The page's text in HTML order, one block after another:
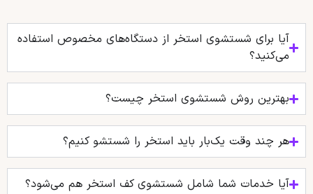
آیا برای شستشوی استخر از دستگاه‌های مخصوص استفاده
می‌کنید؟
بهترین روش شستشوی استخر چیست؟
هر چند وقت یک‌بار باید استخر را شستشو کنیم؟
آیا خدمات شما شامل شستشوی کف استخر هم می‌شود؟